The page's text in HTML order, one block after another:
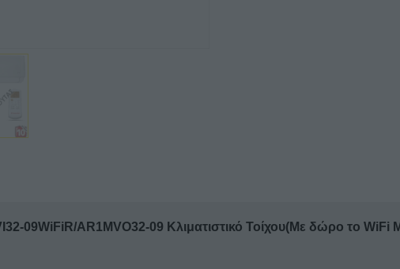
09WiFiR/AR1MVO32-09 Κλιματιστικό Τοίχου(Με δώρο το WiFi